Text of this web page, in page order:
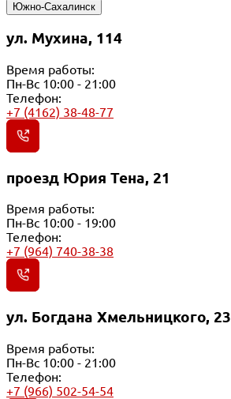
Южно-Сахалинск
ул. Мухина, 114
Время работы:
Пн-Вс 10:00 - 21:00
Телефон:
+7 (4162) 38-48-77
проезд Юрия Тена, 21
Время работы:
Пн-Вс 10:00 - 19:00
Телефон:
+7 (964) 740-38-38
ул. Богдана Хмельницкого, 23
Время работы:
Пн-Вс 10:00 - 21:00
Телефон:
+7 (966) 502-54-54